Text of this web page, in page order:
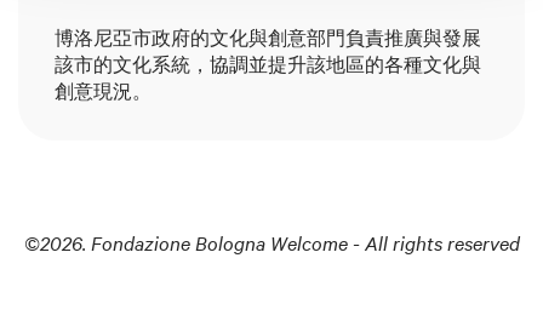
博洛尼亞市政府的文化與創意部門負責推廣與發展
該市的文化系統，協調並提升該地區的各種文化與
創意現況。
©2026. Fondazione Bologna Welcome - All rights reserved